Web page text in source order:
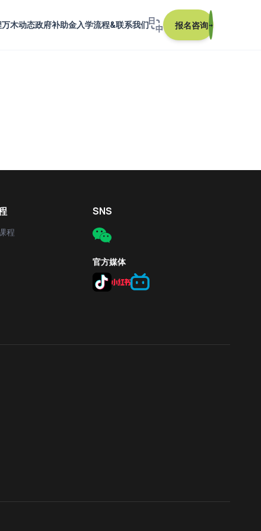
万木动态政府补助金入学流程&联系我们 报名咨询→
程
SNS
官方媒体